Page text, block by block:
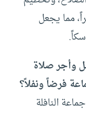
مما يجعل
وأجر صلاة
فرضاً ونفلاً؟
النافلة